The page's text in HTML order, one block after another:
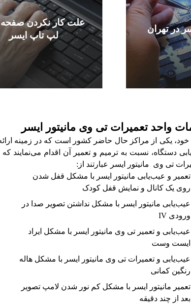
در تهران
علت کار نکردن صفحه
لپ تاپ ایسر
واحد تعمیرات تی وی مانیتور ایسر
خود، یکی از مراکز حال حاضر کشور است که در
دستگاه، نسبت به ترمیم و تعمیر آن اقدام
تی وی مانیتور ایسر عبارتند از:
تعمیر و عیب‌یابی مانیتور ایسر با مشکل قفل شدن
روی یک کانال و نمایش قفل کودک
عیب‌یابی مانیتور ایسر با مشکل نداشتن تصویر صدا در
ورودی IV
عیب‌یابی و تعمیر تی وی مانیتور ایسر با مشکل ایراد
ایست وست
عیب‌یابی و تعمیرات تی وی مانیتور ایسر با مشکل هاله
رنگین کمانی
تعمیر مانیتور ایسر با مشکل کم نور شدن لامپ تصویر
بعد از چند دقیقه